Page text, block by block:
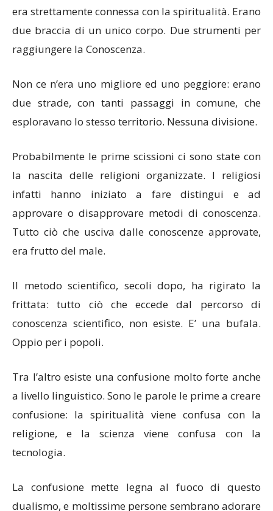
era strettamente connessa con la spiritualità. Erano
due braccia di un unico corpo. Due strumenti per
raggiungere la Conoscenza.
Non ce n’era uno migliore ed uno peggiore: erano
due strade, con tanti passaggi in comune, che
esploravano lo stesso territorio. Nessuna divisione.
Probabilmente le prime scissioni ci sono state con
la nascita delle religioni organizzate. I religiosi
infatti hanno iniziato a fare distingui e ad
approvare o disapprovare metodi di conoscenza.
Tutto ciò che usciva dalle conoscenze approvate,
era frutto del male.
Il metodo scientifico, secoli dopo, ha rigirato la
frittata: tutto ciò che eccede dal percorso di
conoscenza scientifico, non esiste. E’ una bufala.
Oppio per i popoli.
Tra l’altro esiste una confusione molto forte anche
a livello linguistico. Sono le parole le prime a creare
confusione: la spiritualità viene confusa con la
religione, e la scienza viene confusa con la
tecnologia.
La confusione mette legna al fuoco di questo
dualismo, e moltissime persone sembrano adorare